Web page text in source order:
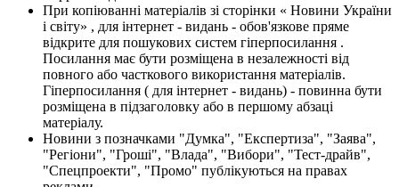
При копіюванні матеріалів зі сторінки « Новини України
і світу» , для інтернет - видань - обов'язкове пряме
відкрите для пошукових систем гіперпосилання .
Посилання має бути розміщена в незалежності від
повного або часткового використання матеріалів.
Гіперпосилання ( для інтернет - видань) - повинна бути
розміщена в підзаголовку або в першому абзаці
матеріалу.
Новини з позначками "Думка", "Експертиза", "Заява",
"Регіони", "Гроші", "Влада", "Вибори", "Тест-драйв",
"Спецпроекти", "Промо" публікуються на правах